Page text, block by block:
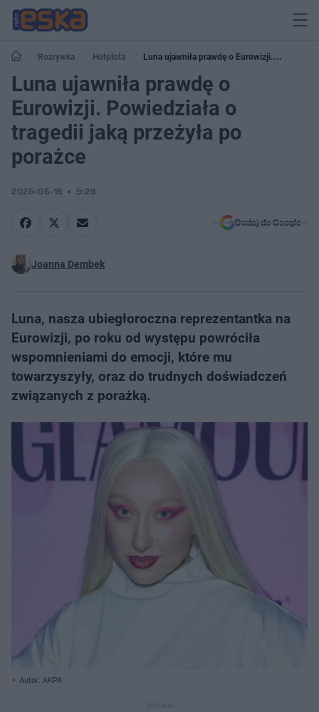
Rozrywka Hotplota
Luna ujawniła prawdę o Eurowizji.
Powiedziała o tragedii jaką przeżyła po porażce
Luna ujawniła prawdę o
Eurowizji. Powiedziała o
tragedii jaką przeżyła po
porażce
2025-05-16 9:29
Dodaj do Google
Joanna Dembek
Luna, nasza ubiegłoroczna reprezentantka na
Eurowizji, po roku od występu powróciła
wspomnieniami do emocji, które mu
towarzyszyły, oraz do trudnych doświadczeń
związanych z porażką.
Autor: AKPA